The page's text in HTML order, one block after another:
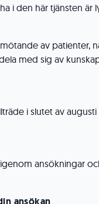
i den här tjänsten är
av patienter,
med sig av
i slutet av
ansökningar
ansökan